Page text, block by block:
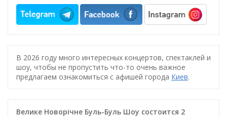
В 2026 году много интересных концертов, спектаклей и
шоу, чтобы не пропустить что-то очень важное
предлагаем ознакомиться с афишей города Киев.
Велике Новорічне Буль-Буль Шоу состоится 2